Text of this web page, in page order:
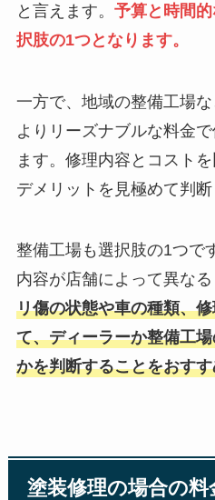
と言えます。 予算と時間
択肢の1つとなります。
一方で、地域の整備工場な
よりリーズナブルな料金
ます。修理内容とコスト
デメリットを見極めて判断
整備工場も選択肢の1つで
内容が店舗によって異なる
リ傷の状態や車の種類、
て、ディーラーか整備工
かを判断することをおす
塗装修理の場合の料